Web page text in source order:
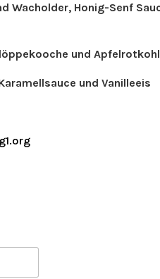
Wacholder, Honig-Senf
und Apfelrotkohl
und Vanilleeis